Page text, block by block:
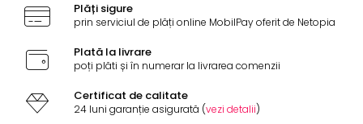
Plăți sigure
prin serviciul de plăți online MobilPay oferit de Netopia
Plată la livrare
poți plăti și în numerar la livrarea comenzii
Certificat de calitate
24 luni garanție asigurată (vezi detalii)